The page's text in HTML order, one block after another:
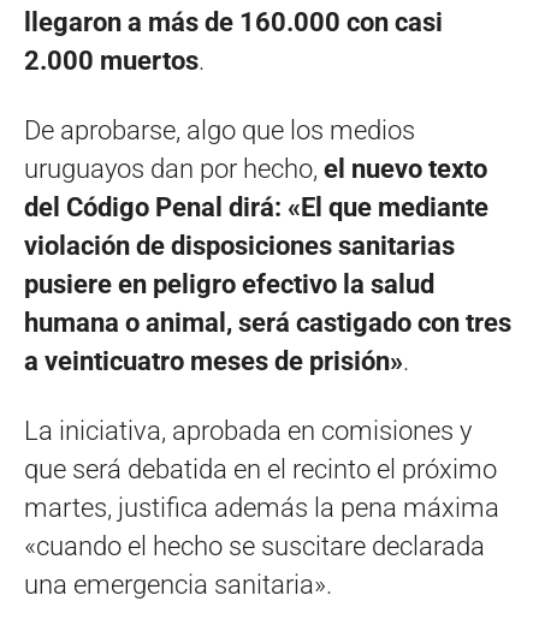
llegaron a más de 160.000 con casi
2.000 muertos.
De aprobarse, algo que los medios
uruguayos dan por hecho, el nuevo texto
del Código Penal dirá: «El que mediante
violación de disposiciones sanitarias
pusiere en peligro efectivo la salud
humana o animal, será castigado con tres
a veinticuatro meses de prisión».
La iniciativa, aprobada en comisiones y
que será debatida en el recinto el próximo
martes, justifica además la pena máxima
«cuando el hecho se suscitare declarada
una emergencia sanitaria».